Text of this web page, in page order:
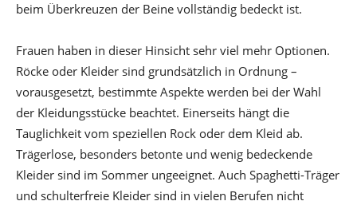
beim Überkreuzen der Beine vollständig bedeckt ist.
Frauen haben in dieser Hinsicht sehr viel mehr Optionen.
Röcke oder Kleider sind grundsätzlich in Ordnung –
vorausgesetzt, bestimmte Aspekte werden bei der Wahl
der Kleidungsstücke beachtet. Einerseits hängt die
Tauglichkeit vom speziellen Rock oder dem Kleid ab.
Trägerlose, besonders betonte und wenig bedeckende
Kleider sind im Sommer ungeeignet. Auch Spaghetti-Träger
und schulterfreie Kleider sind in vielen Berufen nicht